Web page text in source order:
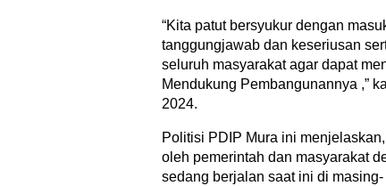
“Kita patut bersyukur dengan
tanggungjawab dan keseriusan
seluruh masyarakat agar dapat
Mendukung Pembangunannya ,”
2024.
Politisi PDIP Mura ini
oleh pemerintah dan masyarakat
sedang berjalan saat ini di